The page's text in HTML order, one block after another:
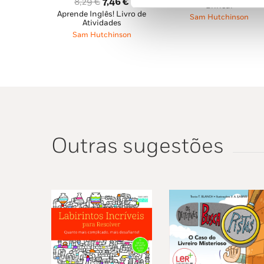
preço
original
preço
Aprende Inglês! Livro de
Atividades
Sam Hutchinson
original
Brincar
Sam Hutchinson
Outras sugestões